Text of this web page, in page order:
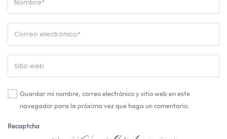
Guardar mi nombre, correo electrónico y sitio web en este
navegador para la próxima vez que haga un comentario.
Recaptcha